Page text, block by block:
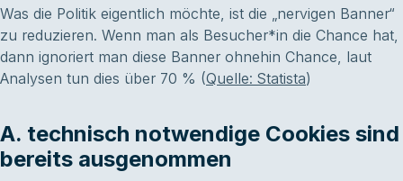
Was die Politik eigentlich möchte, ist die „nervigen Banner“
zu reduzieren. Wenn man als Besucher*in die Chance hat,
dann ignoriert man diese Banner ohnehin Chance, laut
Analysen tun dies über 70 % (Quelle: Statista)
A. technisch notwendige Cookies sind
bereits ausgenommen